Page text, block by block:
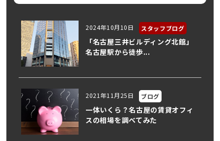
2024年10月10日 スタッフブログ
「名古屋三井ビルディング北館」
名古屋駅から徒歩...
2021年11月25日 ブログ
一体いくら？名古屋の賃貸オフィ
スの相場を調べてみた